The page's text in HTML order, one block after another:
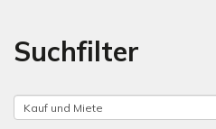
Suchfilter